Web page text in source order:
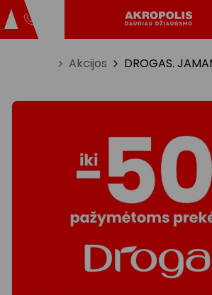
Akcijos DROGAS.